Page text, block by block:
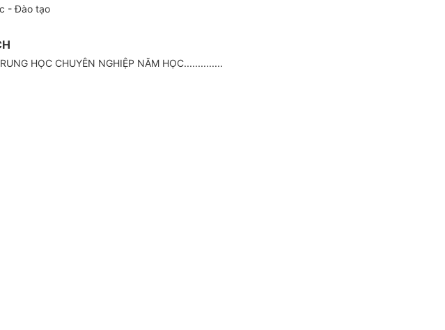
- Đào tạo
HỌC CHUYÊN NGHIỆP NĂM HỌC..............